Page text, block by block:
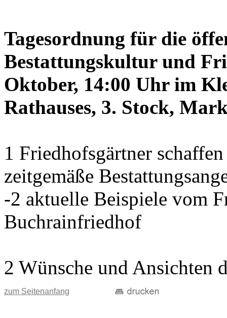
Tagesordnung für die
Bestattungskultur und
Oktober, 14:00 Uhr im
Rathauses, 3. Stock,
1 Friedhofsgärtner
zeitgemäße
-2 aktuelle Beispiele vom
Buchrainfriedhof
2 Wünsche und Ansichten
zum Seitenanfang